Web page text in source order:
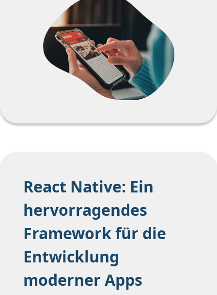
React Native: Ein
hervorragendes
Framework für die
Entwicklung
moderner Apps